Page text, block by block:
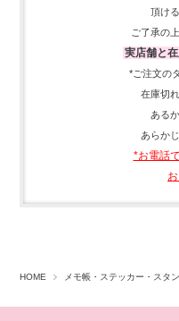
頂ける
ご了承の
実店舗と
*ご注文の
在庫切
ある
あらか
*お電話
HOME メモ帳・ステッカー・スタ